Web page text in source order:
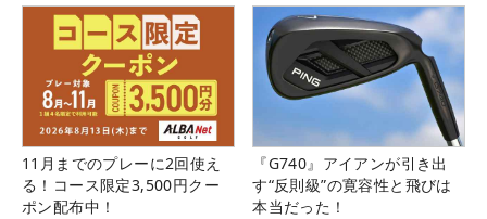
11月までのプレーに2回使え
る！コース限定3,500円クー
ポン配布中！
『G740』アイアンが引き出
す“反則級”の寛容性と飛びは
本当だった！